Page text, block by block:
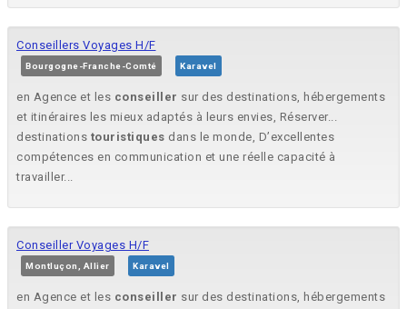
Conseillers Voyages H/F
Bourgogne-Franche-Comté Karavel
en Agence et les conseiller sur des destinations, hébergements
et itinéraires les mieux adaptés à leurs envies, Réserver...
destinations touristiques dans le monde, D’excellentes
compétences en communication et une réelle capacité à
travailler...
Conseiller Voyages H/F
Montluçon, Allier Karavel
en Agence et les conseiller sur des destinations, hébergements